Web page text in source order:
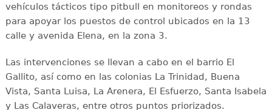
vehículos tácticos tipo pitbull en monitoreos y rondas
para apoyar los puestos de control ubicados en la 13
calle y avenida Elena, en la zona 3.
Las intervenciones se llevan a cabo en el barrio El
Gallito, así como en las colonias La Trinidad, Buena
Vista, Santa Luisa, La Arenera, El Esfuerzo, Santa Isabela
y Las Calaveras, entre otros puntos priorizados.